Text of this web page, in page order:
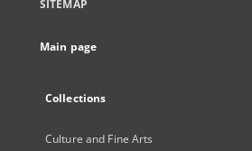
SITEMAP
Main page
Collections
Culture and Fine Arts